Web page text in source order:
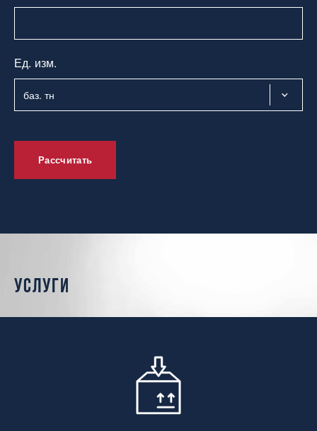
Ед. изм.
Рассчитать
услуги